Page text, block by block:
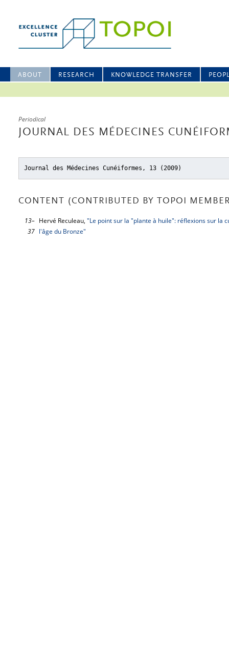
ABOUT RESEARCH KNOWLEDGE TRANSFER
Periodical
JOURNAL DES MÉDECINES
Journal des Médecines Cunéiformes, 13 (2009)
CONTENT (CONTRIBUTED BY TOPOI
13–
37
Hervé Reculeau, "Le point sur la "plante à huile": réflexions sur la
l'âge du Bronze"